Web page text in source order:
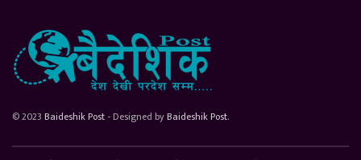
© 2023 Baideshik Post - Designed byBaideshik Post.